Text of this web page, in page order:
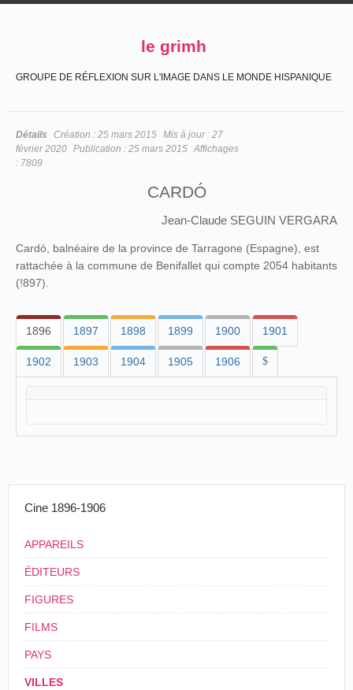
le grimh
GROUPE DE RÉFLEXION SUR L'IMAGE DANS LE MONDE HISPANIQUE
Détails Création : 25 mars 2015 Mis à jour : 27
février 2020 Publication : 25 mars 2015 Affichages
: 7809
CARDÓ
Jean-Claude SEGUIN VERGARA
Cardó, balnéaire de la province de Tarragone (Espagne), est
rattachée à la commune de Benifallet qui compte 2054 habitants
(!897).
1896 1897 1898 1899 1900 1901
1902 1903 1904 1905 1906 $
Cine 1896-1906
APPAREILS
ÉDITEURS
FIGURES
FILMS
PAYS
VILLES